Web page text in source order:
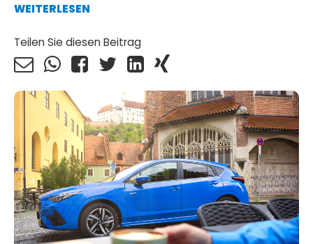
WEITERLESEN
Teilen Sie diesen Beitrag